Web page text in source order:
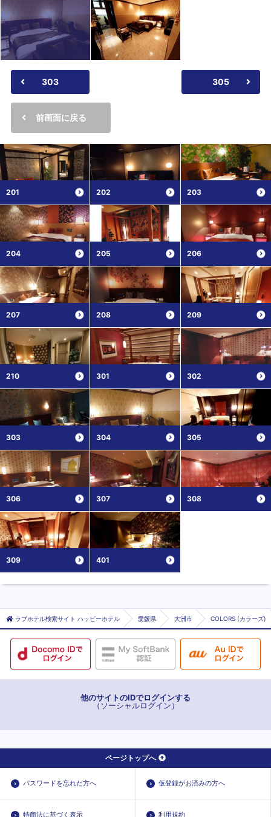
303 305
前画面に戻る
201 202 203
204 205 206
207 208 209
210 301 302
303 304 305
306 307 308
309 401
ラブホテル検索サイト ハッピーホテル 愛媛県 大洲市 COLORS (カラーズ)
他のサイトのIDでログインする
（ソーシャルログイン）
ページトップへ
パスワードを忘れた方へ 仮登録がお済みの方へ
特商法に基づく表示 利用規約